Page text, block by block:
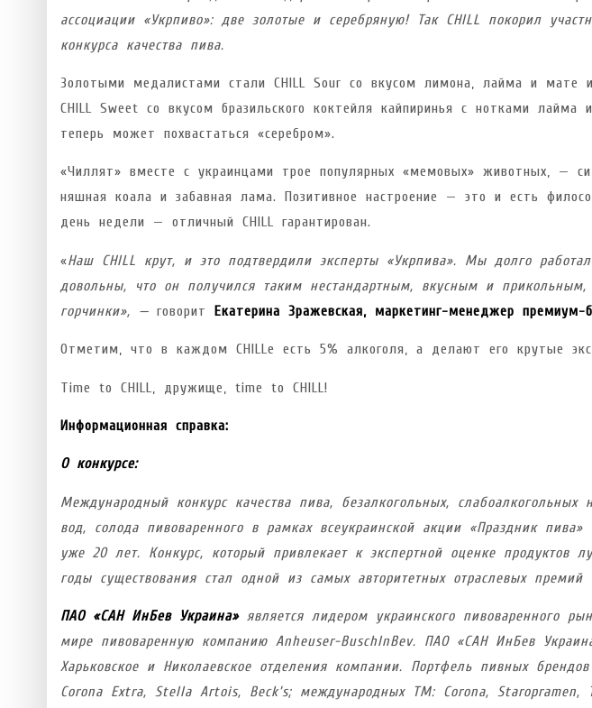
ассоциации «Укрпиво»: две золотые и серебряную! Так CHILL
покорил
конкурса качества пива.
Золотыми медалистами стали CHILL Sour со вкусом лимона, лайма и мате
CHILL Sweet со вкусом бразильского коктейля кайпиринья с нотками лайма
теперь может похвастаться «серебром».
«Чиллят» вместе с украинцами трое популярных «мемовых» животных, —
няшная коала и забавная лама. Позитивное настроение — это и есть
день недели — отличный CHILL гарантирован.
«Наш CHILL крут, и это подтвердили эксперты «Укрпива». Мы долго
довольны, что он получился таким нестандартным, вкусным и
горчинки», — говорит Екатерина Зражевская, маркетинг-менеджер премиум-
Отметим, что в каждом CHILLе есть 5% алкоголя, а делают его крутые
Time to CHILL, дружище, time to CHILL!
Информационная справка:
О конкурсе:
Международный конкурс качества пива, безалкогольных,
вод, солода пивоваренного в рамках всеукраинской акции «Праздник пива»
уже 20 лет. Конкурс, который привлекает к экспертной оценке продуктов
годы существования стал одной из самых авторитетных отраслевых премий
ПАО «САН ИнБев Украина»является лидером украинского пивоваренного
мире пивоваренную компанию Anheuser-BuschInBev. ПАО «САН ИнБев
Харьковское и Николаевское отделения компании. Портфель пивных
Corona Extra, Stella Artois, Beck’s; международных ТМ: Corona, Staropramen,